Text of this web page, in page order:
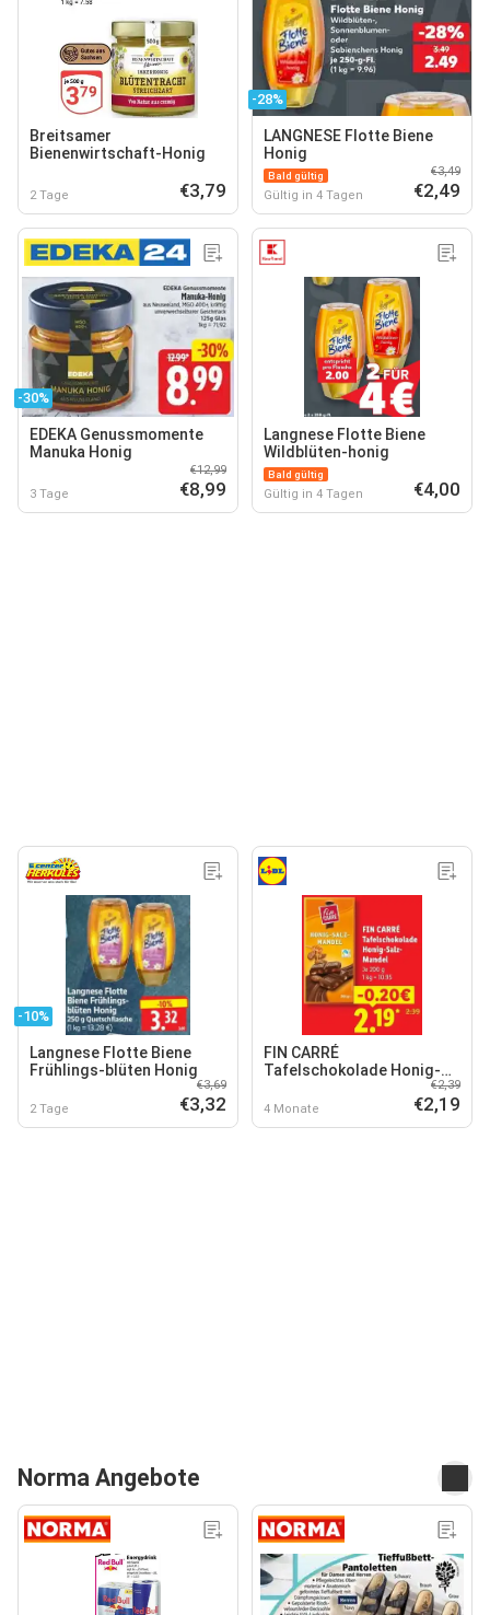
Breitsamer
Bienenwirtschaft-Honig
2 Tage €3,79
-28%
LANGNESE Flotte Biene
Honig
Bald gültig
Gültig in 4 Tagen
€3,49
€2,49
-30%
EDEKA Genussmomente
Manuka Honig
3 Tage
€12,99
€8,99
Langnese Flotte Biene
Wildblüten-honig
Bald gültig
Gültig in 4 Tagen €4,00
-10%
Langnese Flotte Biene
Frühlings-blüten Honig
2 Tage
€3,69
€3,32
FIN CARRÉ
Tafelschokolade Honig-
4 Monate
€2,39
€2,19
Norma Angebote